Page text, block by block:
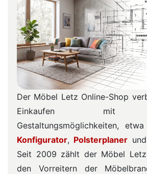
Der Möbel Letz Online-Shop
Einkaufen mit
Gestaltungsmöglichkeiten,
Konfigurator, Polsterplaner
Seit 2009 zählt der Möbel
den Vorreitern der